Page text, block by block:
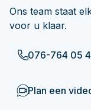
Ons team staat
voor u klaar.
076-764 05
Plan een